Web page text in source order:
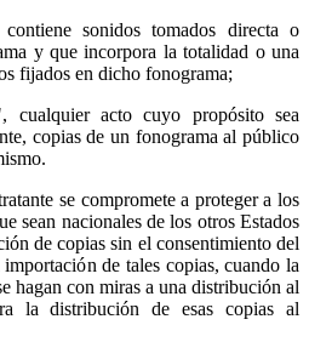
sonidos tomados directa o
y que incorpora la totalidad o una
fijados en dicho fonograma;
cualquier acto cuyo propósito sea
copias de un fonograma al público
se compromete a proteger a los
sean nacionales de los otros Estados
de copias sin el consentimiento del
de tales copias, cuando la
hagan con miras a una distribución al
la distribución de esas copias al